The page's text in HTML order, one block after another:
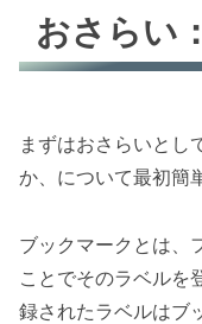
おさらい
まずはおさらいとし
か、について最初簡
ブックマークとは、
ことでそのラベルを
録されたラベルはブ